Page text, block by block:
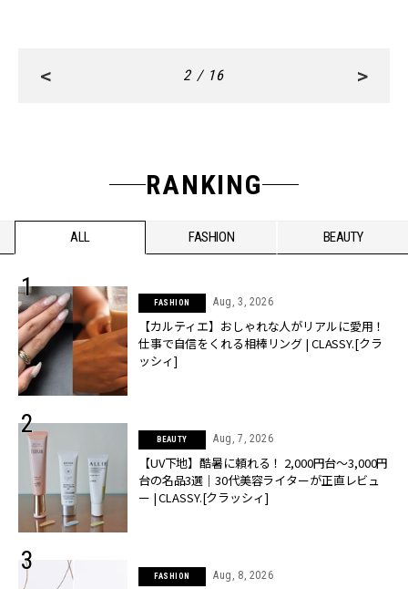
< 2 / 16 >
RANKING
ALL FASHION BEAUTY
FASHION Aug, 3, 2026
【カルティエ】おしゃれな人がリアルに愛用！
仕事で自信をくれる相棒リング | CLASSY.[クラ
ッシィ]
BEAUTY Aug, 7, 2026
【UV下地】酷暑に頼れる！ 2,000円台〜3,000円
台の名品3選｜30代美容ライターが正直レビュ
ー | CLASSY.[クラッシィ]
FASHION Aug, 8, 2026